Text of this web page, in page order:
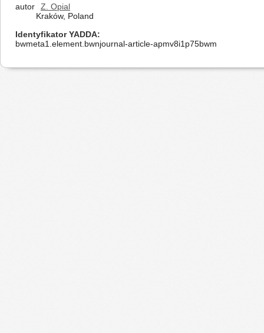
autor
Z. Opial
Kraków, Poland
Identyfikator YADDA
bwmeta1.element.bwnjournal-article-apmv8i1p75bwm